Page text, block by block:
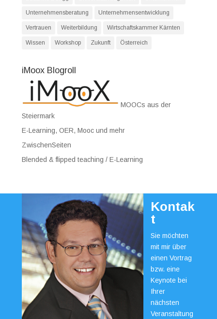
Unternehmensberatung Unternehmensentwicklung
Vertrauen Weiterbildung Wirtschaftskammer Kärnten
Wissen Workshop Zukunft Österreich
iMoox Blogroll
MOOCs aus der
Steiermark
E-Learning, OER, Mooc und mehr
ZwischenSeiten
Blended & flipped teaching / E-Learning
Kontak
t
Sie möchten
mit mir über
einen Vortrag
bzw. eine
Keynote bei
Ihrer
nächsten
Veranstaltung